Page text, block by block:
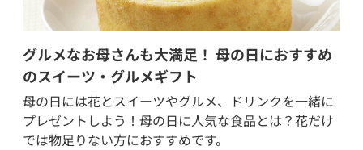
グルメなお母さんも大満足！ 母の日におすすめ
のスイーツ・グルメギフト
母の日には花とスイーツやグルメ、ドリンクを一緒に
プレゼントしよう！母の日に人気な食品とは？花だけ
では物足りない方におすすめです。